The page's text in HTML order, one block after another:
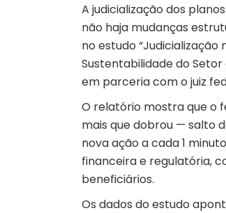
A judicialização dos
não haja mudanças
no estudo “Judicialização
Sustentabilidade do Setor
em parceria com o juiz
O relatório mostra que o
mais que dobrou — salto
nova ação a cada 1
financeira e regulatória,
beneficiários.
Os dados do estudo